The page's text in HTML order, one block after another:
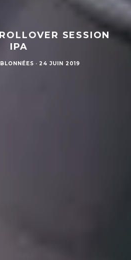
SESSION
IPA
· 24 JUIN 2019